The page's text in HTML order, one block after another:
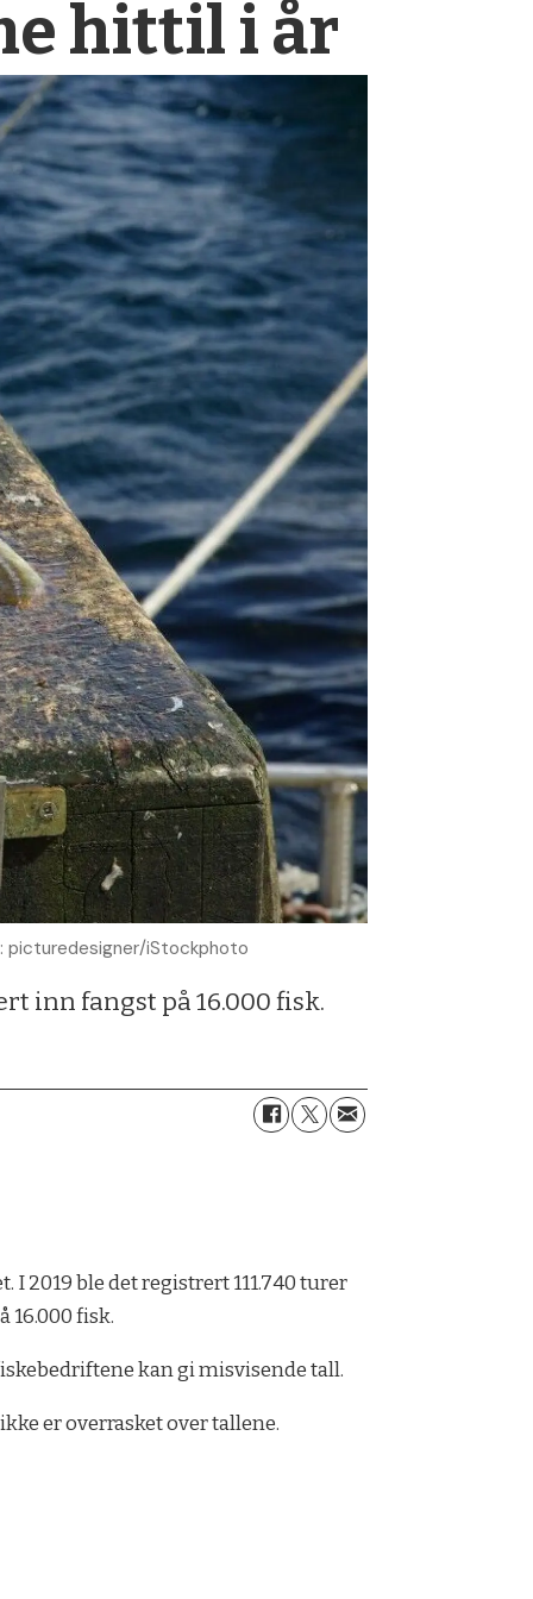
hittil i år
picturedesigner/iStockphoto
inn fangst på 16.000 fisk.
2019 ble det registrert 111.740 turer
16.000 fisk.
kan gi misvisende tall.
er overrasket over tallene.